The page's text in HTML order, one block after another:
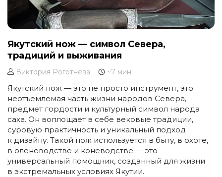
Якутский нож — символ Севера,
традиций и выживания
Виктория Роготнева ~7 мин.
Якутский нож — это не просто инструмент, это
неотъемлемая часть жизни народов Севера,
предмет гордости и культурный символ народа
саха. Он воплощает в себе вековые традиции,
суровую практичность и уникальный подход
к дизайну. Такой нож используется в быту, в охоте,
в оленеводстве и коневодстве — это
универсальный помощник, созданный для жизни
в экстремальных условиях Якутии.